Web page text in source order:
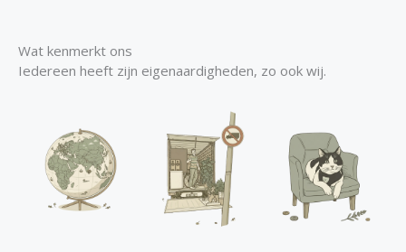
Wat kenmerkt ons
Iedereen heeft zijn eigenaardigheden, zo ook wij.